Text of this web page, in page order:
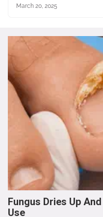
March 20, 2025
Fungus Dries Up
Use